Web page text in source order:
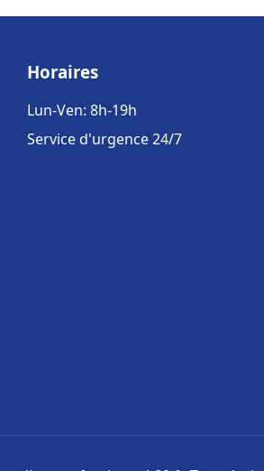
Horaires
Lun-Ven: 8h-19h
Service d'urgence 24/7